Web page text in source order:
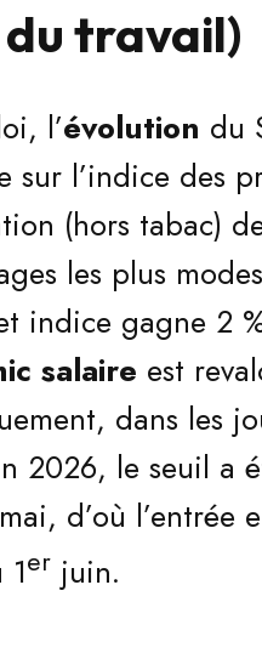
du travail)
l’évolution du
sur l’indice des
(hors tabac)
les plus
indice gagne 2
salaire est
dans les
2026, le seuil a
d’où l’entrée
er juin.